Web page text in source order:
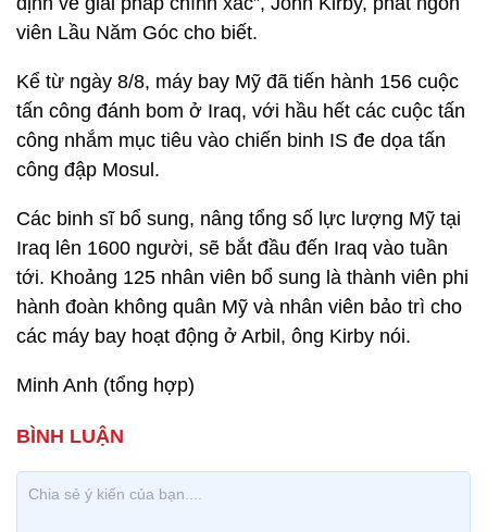
viên Lầu Năm Góc cho biết.
Kể từ ngày 8/8, máy bay Mỹ đã tiến hành 156 cuộc
tấn công đánh bom ở Iraq, với hầu hết các cuộc tấn
công nhắm mục tiêu vào chiến binh IS đe dọa tấn
công đập Mosul.
Các binh sĩ bổ sung, nâng tổng số lực lượng Mỹ tại
Iraq lên 1600 người, sẽ bắt đầu đến Iraq vào tuần
tới. Khoảng 125 nhân viên bổ sung là thành viên phi
hành đoàn không quân Mỹ và nhân viên bảo trì cho
các máy bay hoạt động ở Arbil, ông Kirby nói.
Minh Anh (tổng hợp)